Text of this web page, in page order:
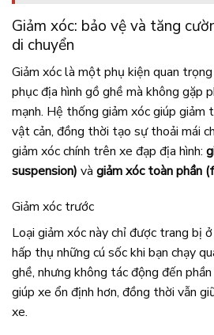
Giảm xóc: bảo vệ và tăng
di chuyển
Giảm xóc là một phụ kiện quan trọng
phục địa hình gồ ghề mà không gặp
mạnh. Hệ thống giảm xóc giúp giảm
vật cản, đồng thời tạo sự thoải mái
giảm xóc chính trên xe đạp địa hình:
suspension) và giảm xóc toàn phần
Giảm xóc trước
Loại giảm xóc này chỉ được trang bị
hấp thụ những cú sốc khi bạn chạy
ghề, nhưng không tác động đến
giúp xe ổn định hơn, đồng thời vẫn
xe.